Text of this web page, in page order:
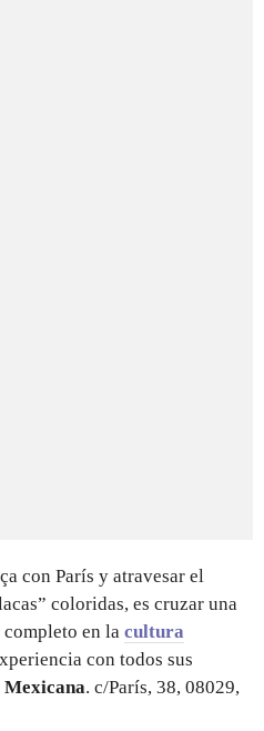
con París y atravesar el
coloridas, es cruzar una
en la cultura
con todos sus
. c/París, 38, 08029,